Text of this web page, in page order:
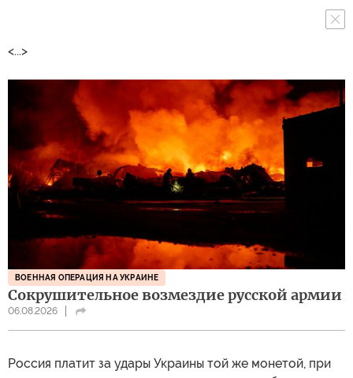
<...>
ВОЕННАЯ ОПЕРАЦИЯ НА УКРАИНЕ
Сокрушительное возмездие русской армии
06.08.2026
Россия платит за удары Украины той же монетой, при